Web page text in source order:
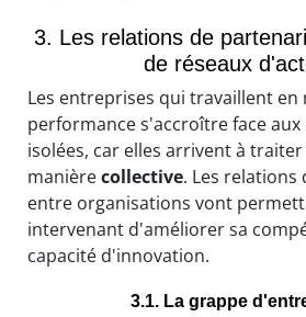
3. Les relations de
de réseaux
Les entreprises qui travaillent
performance s'accroître face
isolées, car elles arrivent à
manièrecollective. Les
entre organisations vont
intervenant d'améliorer sa
capacité d'innovation.
3.1. La grappe